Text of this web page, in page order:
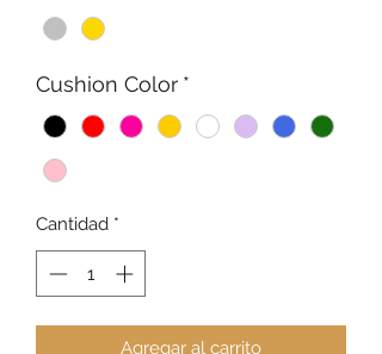
Cushion Color *
Cantidad *
Agregar al carrito